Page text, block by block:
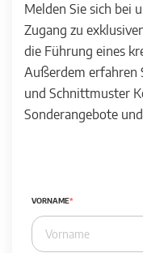
Melden Sie sich bei
Zugang zu
die Führung eines
Außerdem erfahren
und Schnittmuster
Sonderangebote
VORNAME